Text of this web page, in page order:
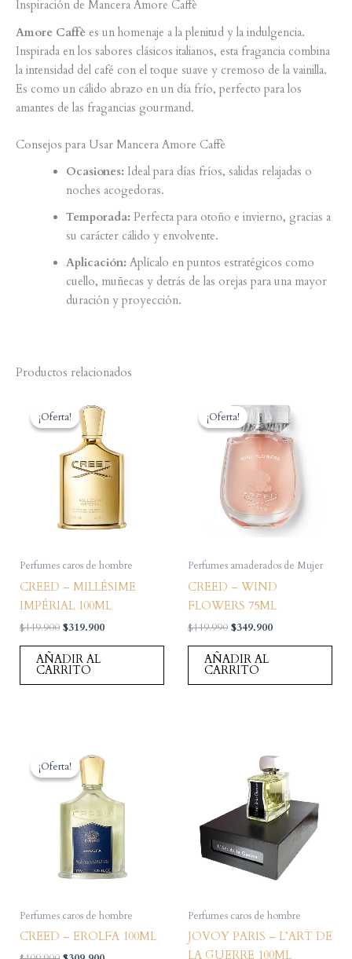
Inspiración de Mancera Amore Caffè
Amore Caffè es un homenaje a la plenitud y la indulgencia.
Inspirada en los sabores clásicos italianos, esta fragancia combina
la intensidad del café con el toque suave y cremoso de la vainilla.
Es como un cálido abrazo en un día frío, perfecto para los
amantes de las fragancias gourmand.
Consejos para Usar Mancera Amore Caffè
Ocasiones:Ideal para días fríos, salidas relajadas o
noches acogedoras.
Temporada:Perfecta para otoño e invierno, gracias a
su carácter cálido y envolvente.
Aplicación:Aplícalo en puntos estratégicos como
cuello, muñecas y detrás de las orejas para una mayor
duración y proyección.
Productos relacionados
¡Oferta!
¡Oferta!
Perfumes caros de hombre
CREED – MILLÉSIME
IMPÉRIAL 100ML
$449.900 El
original
era:
$319.900El
AÑADIR AL
CARRITO
¡Oferta!
¡Oferta!
Perfumes amaderados de Mujer
CREED – WIND
FLOWERS 75ML
$449.990 El
original
era:
$349.900El
AÑADIR AL
CARRITO
¡Oferta!
¡Oferta!
Perfumes caros de hombre
CREED – EROLFA 100ML
Perfumes caros de hombre
JOVOY PARIS – L’ART DE
LA GUERRE 100ML